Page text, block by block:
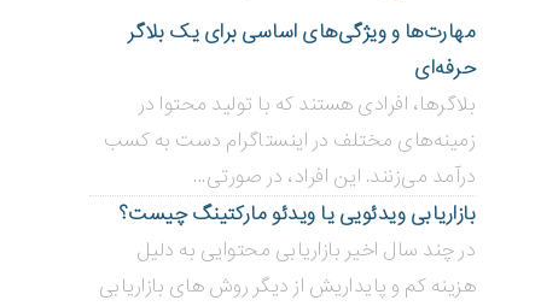
مهارت‌ها و ویژگی‌های اساسی برای یک بلاگر
حرفه‌ای
بلاگر‌ها، افرادی هستند که با تولید محتوا در
زمینه‌های مختلف در اینستاگرام دست به کسب
درآمد می‌زنند. این افراد، در صورتی...
بازاریابی ویدئویی ‌یا ویدئو مارکتینگ چیست؟
در چند سال اخیر بازاریابی محتوایی به دلیل
هزینه کم و پایداریش از دیگر روش های بازاریابی